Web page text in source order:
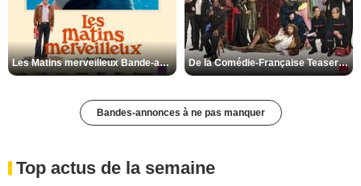
Les Matins merveilleux Bande-annonce VF De la Comédie-Française Teaser VF
Bandes-annonces à ne pas manquer
Top actus de la semaine